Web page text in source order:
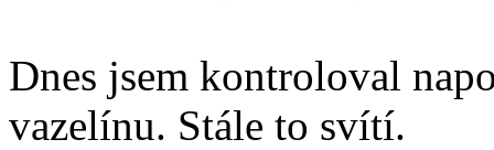
Dnes jsem kontroloval
vazelínu. Stále to svítí.